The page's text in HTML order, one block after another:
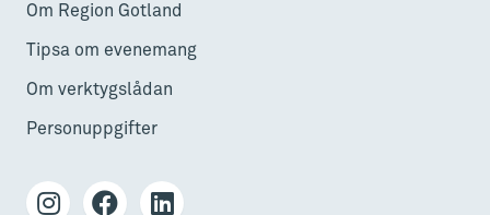
Om Region Gotland
Tipsa om evenemang
Om verktygslådan
Personuppgifter